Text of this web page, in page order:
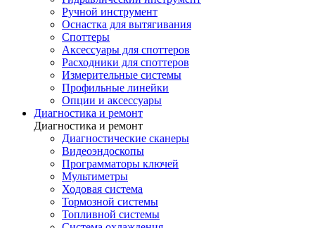
Ручной инструмент
Оснастка для вытягивания
Споттеры
Аксессуары для споттеров
Расходники для споттеров
Измерительные системы
Профильные линейки
Опции и аксессуары
Диагностика и ремонт
Диагностика и ремонт
Диагностические сканеры
Видеоэндоскопы
Программаторы ключей
Мультиметры
Ходовая система
Тормозной системы
Топливной системы